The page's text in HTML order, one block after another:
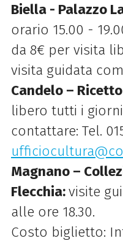
Biella - Palazzo
orario 15.00 -
da 8€ per visita
visita guidata
Candelo –
libero tutti i
contattare: Tel.
Magnano –
Flecchia:visite
alle ore 18.30.
Costo biglietto: